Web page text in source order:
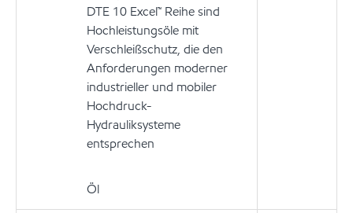
DTE 10 Excel™ Reihe sind
Hochleistungsöle mit
Verschleißschutz, die den
Anforderungen moderner
industrieller und mobiler
Hochdruck-
Hydrauliksysteme
entsprechen
Öl